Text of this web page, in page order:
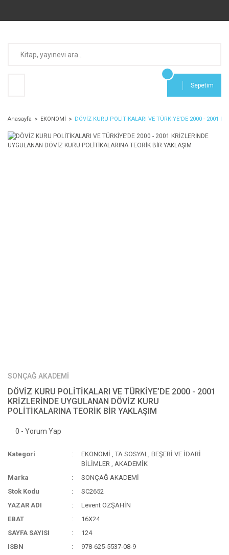
Sepetim
Anasayfa EKONOMİ DÖVİZ KURU POLİTİKALARI VE TÜRKİYE’DE 2000 - 2001
SONÇAĞ AKADEMİ
DÖVİZ KURU POLİTİKALARI VE TÜRKİYE’DE 2000 - 2001
KRİZLERİNDE UYGULANAN DÖVİZ KURU
POLİTİKALARINA TEORİK BİR YAKLAŞIM
0 - Yorum Yap
Kategori EKONOMİ ,TA SOSYAL, BEŞERİ VE İDARİ
BİLİMLER ,AKADEMİK
Marka
SONÇAĞ AKADEMİ
Stok Kodu
SC2652
YAZAR ADI
Levent ÖZŞAHİN
EBAT
16X24
SAYFA SAYISI
124
ISBN
978-625-5537-08-9